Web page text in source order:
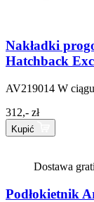
Nakładki
Hatchback
AV219014 W
312,- zł
Kupić
Dostawa
Podłokietnik